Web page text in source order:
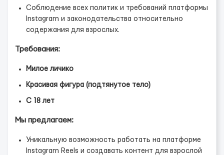
Соблюдение всех политик и требований платформы
Instagram и законодательства относительно
содержания для взрослых.
Требования:
Милое личико
Красивая фигура (подтянутое тело)
С 18 лет
Мы предлагаем:
Уникальную возможность работать на платформе
Instagram Reels и создавать контент для взрослой